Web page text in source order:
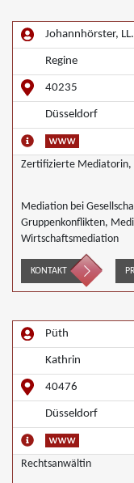
Johannhörster,
Regine
40235
Düsseldorf
Zertifizierte Mediatorin,
Mediation bei
Gruppenkonflikten,
Wirtschaftsmediation
KONTAKT
Püth
Kathrin
40476
Düsseldorf
Rechtsanwältin